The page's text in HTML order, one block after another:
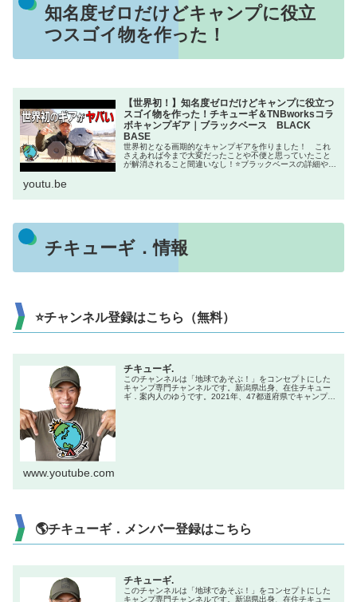
知名度ゼロだけどキャンプに役立
つスゴイ物を作った！
【世界初！】知名度ゼロだけどキャンプに役立つ
スゴイ物を作った！チキューギ＆TNBworksコラ
ボキャンプギア｜ブラックベース BLACK
BASE
世界初となる画期的なキャンプギアを作りました！ これ
さえあれば今まで大変だったことや不便と思っていたこと
が解消されること間違いなし！⭐ブラックベースの詳細や購
youtu.be
チキューギ．情報
⭐チャンネル登録はこちら（無料）
チキューギ.
このチャンネルは「地球であそぶ！」をコンセプトにした
キャンプ専門チャンネルです。新潟県出身、在住チキュー
ギ．案内人のゆうです。2021年、47都道府県でキャンプを
www.youtube.com
🌎チキューギ．メンバー登録はこちら
チキューギ.
このチャンネルは「地球であそぶ！」をコンセプトにした
キャンプ専門チャンネルです。新潟県出身、在住チキュー